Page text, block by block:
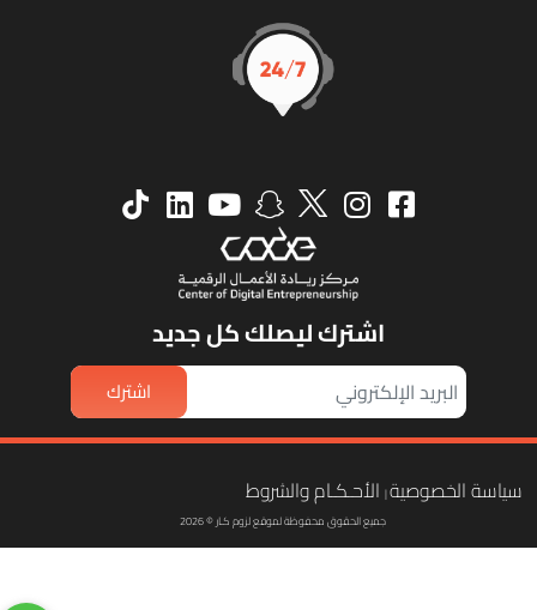
اشترك ليصلك كل جديد
اشترك
سياسة الخصوصية|الأحـكـام والشروط
جميع الحقوق محفوظة لموقع لزوم كـار © 2026